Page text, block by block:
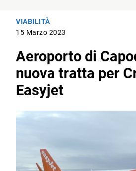
VIABILITÀ
15 Marzo 2023
Aeroporto di
nuova tratta per
Easyjet